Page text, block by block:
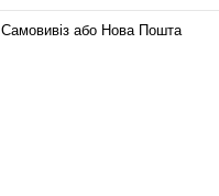
Самовивіз або Нова Пошта